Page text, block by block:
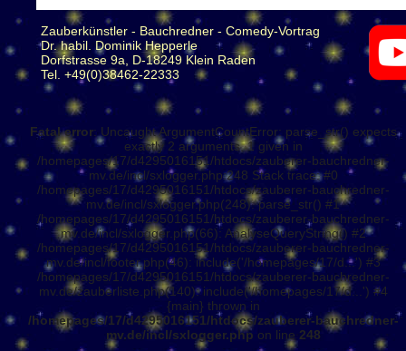
Zauberkünstler - Bauchredner - Comedy-Vortrag
Dr. habil. Dominik Hepperle
Dorfstrasse 9a, D-18249 Klein Raden
Tel. +49(0)38462-22333
Fatal error: Uncaught ArgumentCountError: parse_str() expects
exactly 2 arguments, 1 given in
/homepages/17/d4295016151/htdocs/zauberer-bauchredner-
mv.de/incl/sxlogger.php:248 Stack trace: #0
/homepages/17/d4295016151/htdocs/zauberer-bauchredner-
mv.de/incl/sxlogger.php(248): parse_str() #1
/homepages/17/d4295016151/htdocs/zauberer-bauchredner-
mv.de/incl/sxlogger.php(66): AnalyseQueryString() #2
/homepages/17/d4295016151/htdocs/zauberer-bauchredner-
mv.de/incl/footer.php(46): include('/homepages/17/d...') #3
/homepages/17/d4295016151/htdocs/zauberer-bauchredner-
mv.de/zauberliste.php(140): include('/homepages/17/d...') #4
{main} thrown in
/homepages/17/d4295016151/htdocs/zauberer-bauchredner-
mv.de/incl/sxlogger.php on line 248